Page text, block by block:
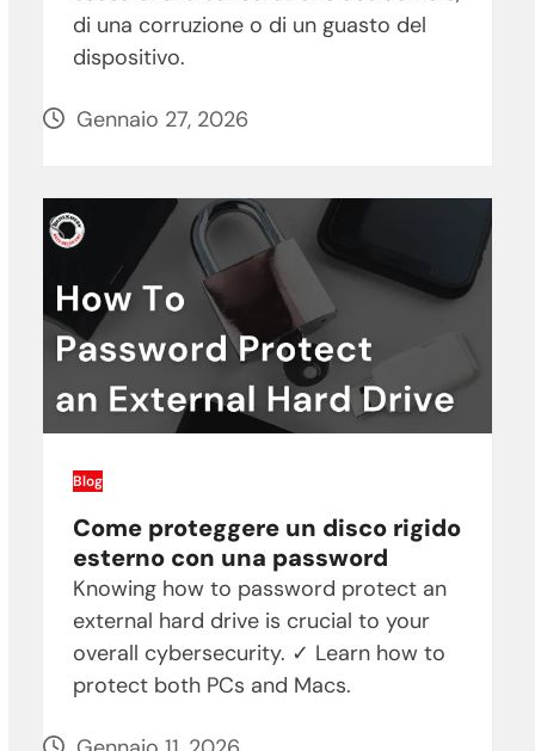
di una corruzione o di un guasto del
dispositivo.
Gennaio 27, 2026
Blog
Come proteggere un disco rigido
esterno con una password
Knowing how to password protect an
external hard drive is crucial to your
overall cybersecurity. ✓ Learn how to
protect both PCs and Macs.